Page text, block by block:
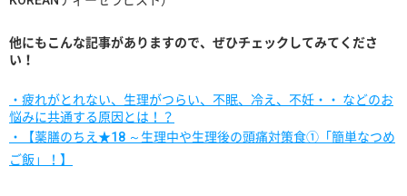
他にもこんな記事がありますので、ぜひチェックしてみてくださ
い！
・疲れがとれない、生理がつらい、不眠、冷え、不妊・・ などのお
悩みに共通する原因とは！？
・【薬膳のちえ★18 ～生理中や生理後の頭痛対策食①「簡単なつめ
ご飯」！】